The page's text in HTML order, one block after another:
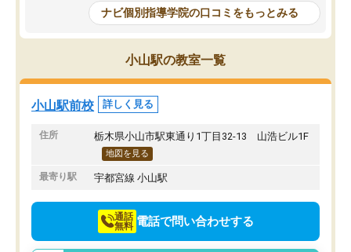
教室は少し狭い印象なので夜の時間帯
など生徒さんが多い時間帯は手狭では
ないかな？と感じます。
また駅前にあるのでアクセスは良いで
すが駐車場がないのでお迎えの際に近
隣のコインパーキングを利用または路
上駐車をするしかない点が少し不便で
方を丁寧に教えてくださ
が深まっていると感じま
熱心で、一人ひとりの苦
前より勉強に前向きに取
りたいと思える塾です。
ナビ個別指導学院の口コミをもっとみる
小山駅の教室一覧
小山駅前校 詳しく見る
住所 栃木県小山市駅東通り1丁目32-13 山浩ビル1F
地図を見る
最寄り駅 宇都宮線 小山駅
通話
無料 電話で問い合わせする